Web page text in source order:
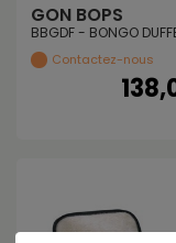
GON BOPS
BBGDF - BONGO
Contactez-nous